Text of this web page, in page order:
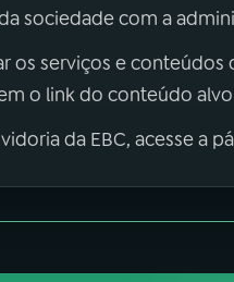
sociedade com a
os serviços e
o link do conteúdo
da EBC, acesse a